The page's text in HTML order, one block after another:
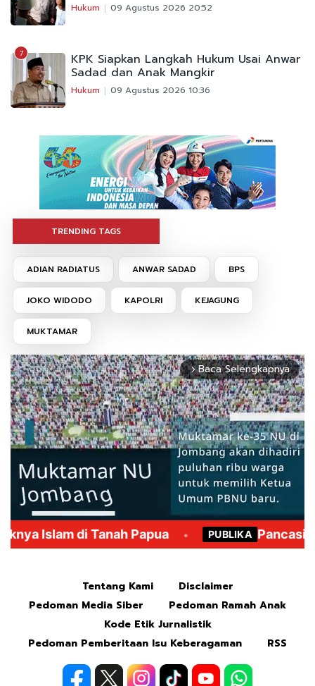
Hukum 09 Agustus 2026 20:52
7 KPK Siapkan Langkah Hukum Usai Anwar
Sadad dan Anak Mangkir
Hukum 09 Agustus 2026 10:36
TRENDING TAGS
ADIAN RADIATUS ANWAR SADAD BPS
JOKO WIDODO KAPOLRI KEJAGUNG
MUKTAMAR
arrow_forward_ios Baca Selengkapnya
Tentang Kami
Disclaimer
Pedoman Media Siber
Pedoman Ramah Anak
Kode Etik Jurnalistik
Pedoman Pemberitaan Isu Keberagaman
RSS